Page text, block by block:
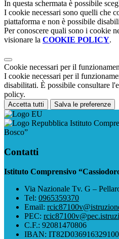
In questa schermata è possibile
I cookie necessari sono quelli che
piattaforma e non è possibile
Per conoscere quali sono i cookie
visionare la COOKIE POLICY.
Cookie necessari per il
I cookie necessari per il
disabilitati. È possibile consultare
policy.
Accetta tutti Salva le preferenze
Istituto
Bosco”
Contatti
Istituto Comprensivo
Via Nazionale Tv. G –
Tel: 0965359370
Email:
PEC:
C.F.: 92081470806
IBAN: